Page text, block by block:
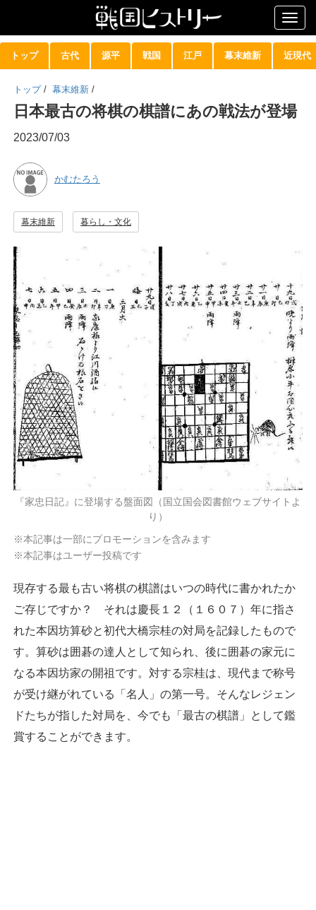
トップ 古代 源平 戦国 江戸 幕末維新 近現代
トップ / 幕末維新 /
日本最古の将棋の棋譜にあの戦法が登場
2023/07/03
かむたろう
幕末維新 暮らし・文化
『家忠日記』に登場する盤面図（国立国会図書館ウェブサイトよ
り）
※本記事は一部にプロモーションを含みます
※本記事はユーザー投稿です
現存する最も古い将棋の棋譜はいつの時代に書かれたか
ご存じですか？ それは慶長１２（１６０７）年に指さ
れた本因坊算砂と初代大橋宗桂の対局を記録したもので
す。算砂は囲碁の達人として知られ、後に囲碁の家元に
なる本因坊家の開祖です。対する宗桂は、現代まで称号
が受け継がれている「名人」の第一号。そんなレジェン
ドたちが指した対局を、今でも「最古の棋譜」として鑑
賞することができます。